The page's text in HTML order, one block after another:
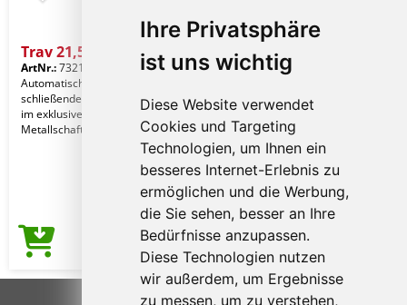
Ihre Privatsphäre
ist uns wichtig
Diese Website verwendet
Cookies und Targeting
Technologien, um Ihnen ein
besseres Internet-Erlebnis zu
ermöglichen und die Werbung,
die Sie sehen, besser an Ihre
Bedürfnisse anzupassen.
Diese Technologien nutzen
wir außerdem, um Ergebnisse
zu messen, um zu verstehen,
Trav 21,5" Vollautomatik
ArtNr.:7321614
Automatisch öffnender und
schließender Schirm mit 3 Segmenten
im exklusiven Design. Schwarzer
Metallschaft, GlasfaserSpe